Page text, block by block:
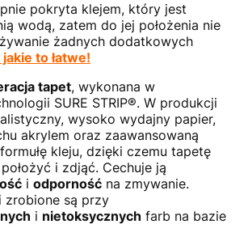
pokryta klejem, który jest
wodą, zatem do jej położenia nie
żadnych dodatkowych
to łatwe!
tapet, wykonana w
SURE STRIP®. W produkcji
wysoko wydajny papier,
akrylem oraz zaawansowaną
kleju, dzięki czemu tapetę
i zdjąć. Cechuje ją
i odporność na zmywanie.
zrobione są przy
i nietoksycznych farb na bazie